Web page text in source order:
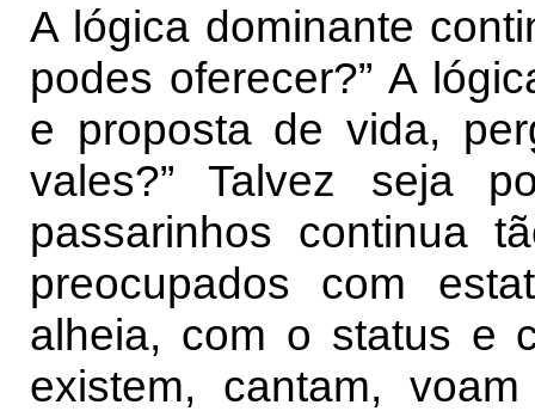
A lógica dominante
podes oferecer?” A
e proposta de vida,
vales?” Talvez seja
passarinhos continua
preocupados com
alheia, com o status e
existem, cantam,